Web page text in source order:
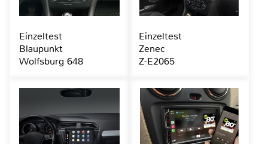
Einzeltest
Blaupunkt
Wolfsburg 648
Einzeltest
Zenec
Z-E2065